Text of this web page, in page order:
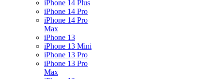
iPhone 14 Plus
iPhone 14 Pro
iPhone 14 Pro
Max
iPhone 13
iPhone 13 Mini
iPhone 13 Pro
iPhone 13 Pro
Max